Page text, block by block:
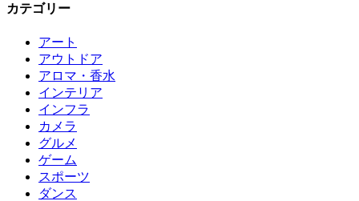
カテゴリー
アート
アウトドア
アロマ・香水
インテリア
インフラ
カメラ
グルメ
ゲーム
スポーツ
ダンス